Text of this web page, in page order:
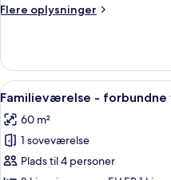
(nhow
Flere oplysninger
Flere
-
forbundne
værelser
2AD+2CH)
Indlæs
alle
billeder
af
Familieværelse
5
Familieværelse - forbundne
60 m²
1 soveværelse
Plads til 4 personer